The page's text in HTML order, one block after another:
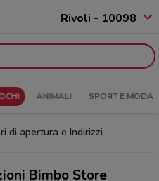
Rivoli - 10098
ANIMALI SPORT E MODA
di apertura e Indirizzi
Bimbo Store